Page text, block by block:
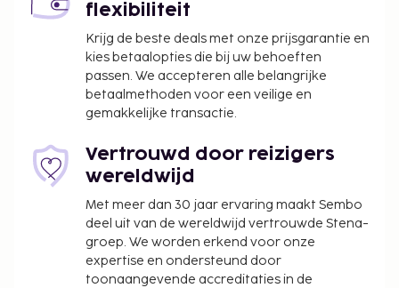
flexibiliteit
Krijg de beste deals met onze prijsgarantie en
kies betaalopties die bij uw behoeften
passen. We accepteren alle belangrijke
betaalmethoden voor een veilige en
gemakkelijke transactie.
Vertrouwd door reizigers
wereldwijd
Met meer dan 30 jaar ervaring maakt Sembo
deel uit van de wereldwijd vertrouwde Stena-
groep. We worden erkend voor onze
expertise en ondersteund door
toonaangevende accreditaties in de